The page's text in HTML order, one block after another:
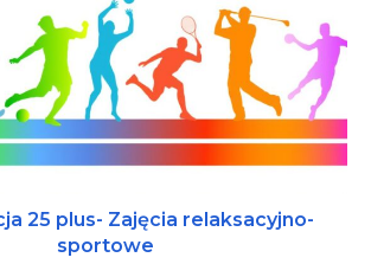
25 plus- Zajęcia relaksacyjno-
sportowe